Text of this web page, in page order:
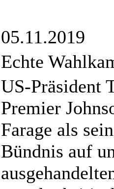
05.11.2019
Echte
US-Präsident
Premier
Farage als
Bündnis auf